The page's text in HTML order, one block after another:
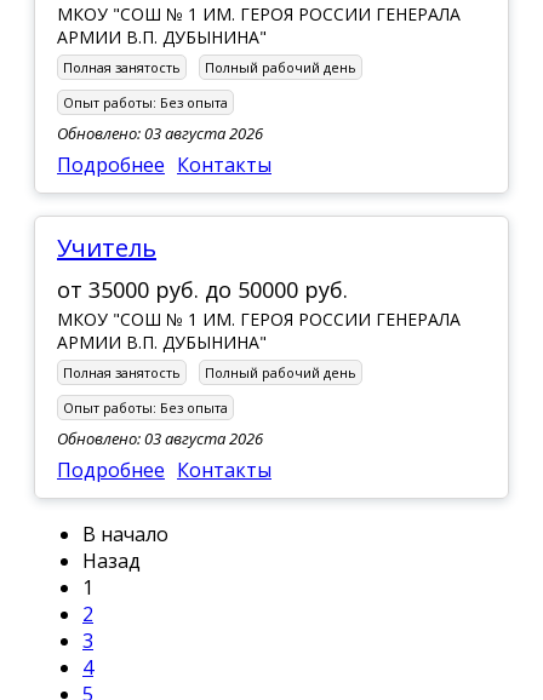
МКОУ "СОШ № 1 ИМ. ГЕРОЯ РОССИИ ГЕНЕРАЛА
АРМИИ В.П. ДУБЫНИНА"
Полная занятость
Полный рабочий день
Опыт работы: Без опыта
Обновлено: 03 августа 2026
Подробнее Контакты
Учитель
от 35000 руб. до 50000 руб.
МКОУ "СОШ № 1 ИМ. ГЕРОЯ РОССИИ ГЕНЕРАЛА
АРМИИ В.П. ДУБЫНИНА"
Полная занятость
Полный рабочий день
Опыт работы: Без опыта
Обновлено: 03 августа 2026
Подробнее Контакты
В начало
Назад
1
2
3
4
5